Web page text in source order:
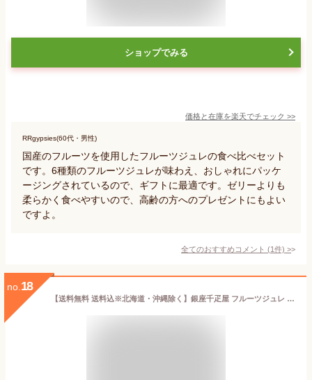
ショップでみる
価格と在庫を楽天でチェック >>
RRgypsies(60代・男性)
国産のフルーツを使用したフルーツジュレの食べ比べセット
です。6種類のフルーツジュレが味わえ、おしゃれにパッケ
ージングされているので、ギフトに最適です。ゼリーよりも
柔らかく食べやすいので、高齢の方へのプレゼントにもよい
ですよ。
全てのおすすめコメント (1件) >
no. 18
【送料無料 送料込※北海道・沖縄除く】銀座千疋屋 フルーツジュレ PGS-165【内祝い お返し 出産内祝い 結婚内祝い 御礼 お中元 暑中見舞い 残暑見舞い 帰省土産 香典返し 粗供養 お供え 御供 初盆志 新盆志 快気祝い 快気内祝い】